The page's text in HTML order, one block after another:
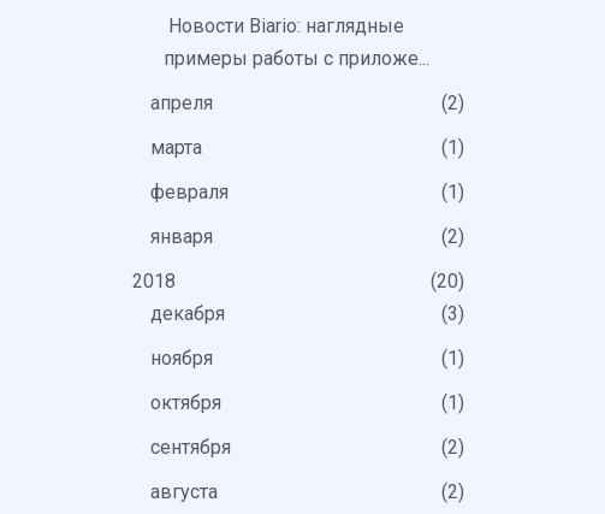
Новости Biario: наглядные
примеры работы с приложе...
апреля
2
марта
1
февраля
1
января
2
2018
20
декабря
3
ноября
1
октября
1
сентября
2
августа
2